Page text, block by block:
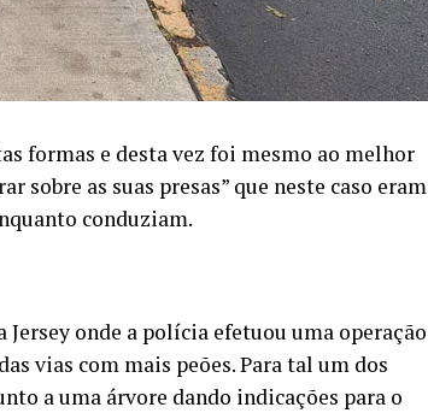
formas e desta vez foi mesmo ao melhor
sobre as suas presas” que neste caso eram
conduziam.
onde a polícia efetuou uma operação
vias com mais peões. Para tal um dos
a uma árvore dando indicações para o